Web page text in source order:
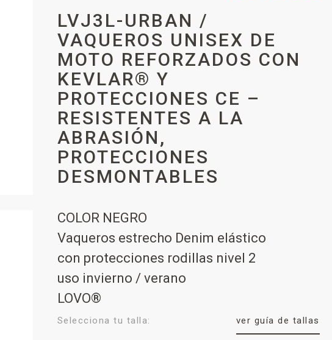
LVJ3L-URBAN /
VAQUEROS UNISEX DE
MOTO REFORZADOS CON
KEVLAR® Y
PROTECCIONES CE –
RESISTENTES A LA
ABRASIÓN,
PROTECCIONES
DESMONTABLES
COLOR NEGRO
Vaqueros estrecho Denim elástico
con protecciones rodillas nivel 2
uso invierno / verano
LOVO®
Selecciona tu talla: ver guía de tallas